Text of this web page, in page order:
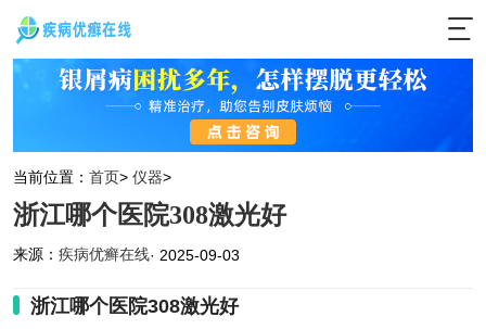
当前位置： 首页> 仪器>
浙江哪个医院308激光好
来源： 疾病优癣在线· 2025-09-03
浙江哪个医院308激光好